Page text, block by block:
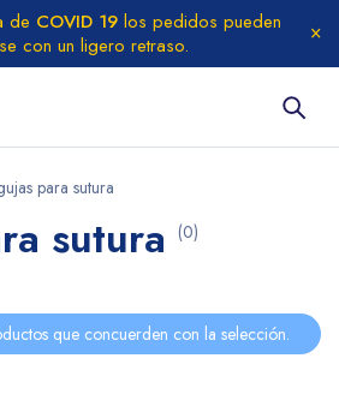
de COVID 19 los pedidos pueden
con un ligero retraso.
para sutura
sutura (0)
que concuerden con la selección.